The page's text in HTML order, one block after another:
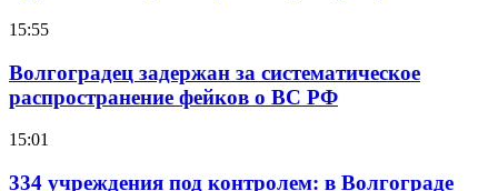
15:55
Волгоградец задержан за систематическое
распространение фейков о ВС РФ
15:01
334 учреждения под контролем: в Волгограде